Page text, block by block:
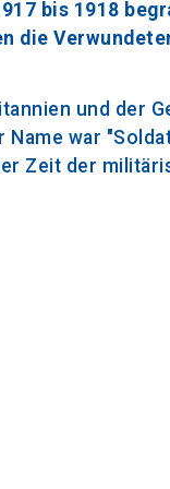
bis 1918
die
und der
Name war
Zeit der